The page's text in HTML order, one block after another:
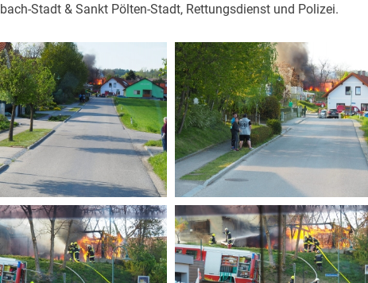
Stadt & Sankt Pölten-Stadt, Rettungsdienst und Polizei.